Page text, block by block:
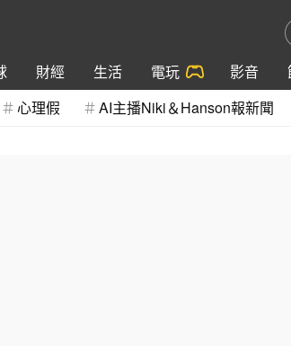
財經 生活 電玩 影音
心理假 AI主播Niki＆Hanson報新聞